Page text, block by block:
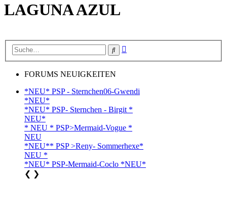
LAGUNA AZUL
Suche
FORUMS NEUIGKEITEN
*NEU* PSP - Sternchen06-Gwendi
*NEU*
*NEU* PSP- Sternchen - Birgit *
NEU*
* NEU * PSP>Mermaid-Vogue *
NEU
*NEU** PSP >Reny- Sommerhexe*
NEU *
*NEU* PSP-Mermaid-Coclo *NEU*
❮ ❯